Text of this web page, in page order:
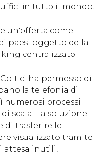
uffici in tutto il mondo.
un'offerta come
paesi oggetto della
centralizzato.
ci ha permesso di
la telefonia di
numerosi processi
scala. La soluzione
di trasferire le
visualizzato tramite
attesa inutili,